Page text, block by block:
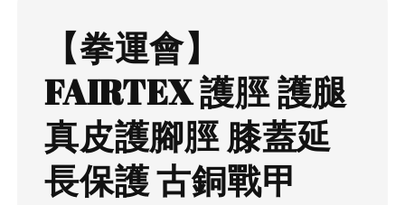
【拳運會】
FAIRTEX 護脛 護腿
真皮護腳脛 膝蓋延
長保護 古銅戰甲